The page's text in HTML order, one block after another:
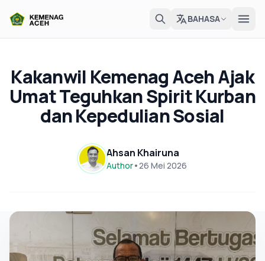
BAHASA
Kakanwil Kemenag Aceh Ajak
Umat Teguhkan Spirit Kurban
dan Kepedulian Sosial
Ahsan Khairuna
Author•26 Mei 2026